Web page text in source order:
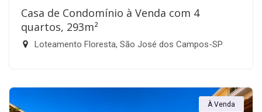
Casa de Condomínio à Venda com 4
quartos, 293m²
Loteamento Floresta, São José dos Campos-SP
À Venda